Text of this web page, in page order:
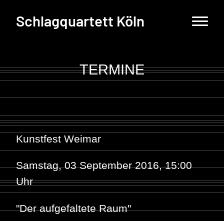
Schlagquartett Köln
TERMINE
Kunstfest Weimar
Samstag, 03 September 2016, 15:00
Uhr
"Der aufgefaltete Raum"